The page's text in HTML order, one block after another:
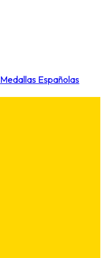
Medallas Españolas